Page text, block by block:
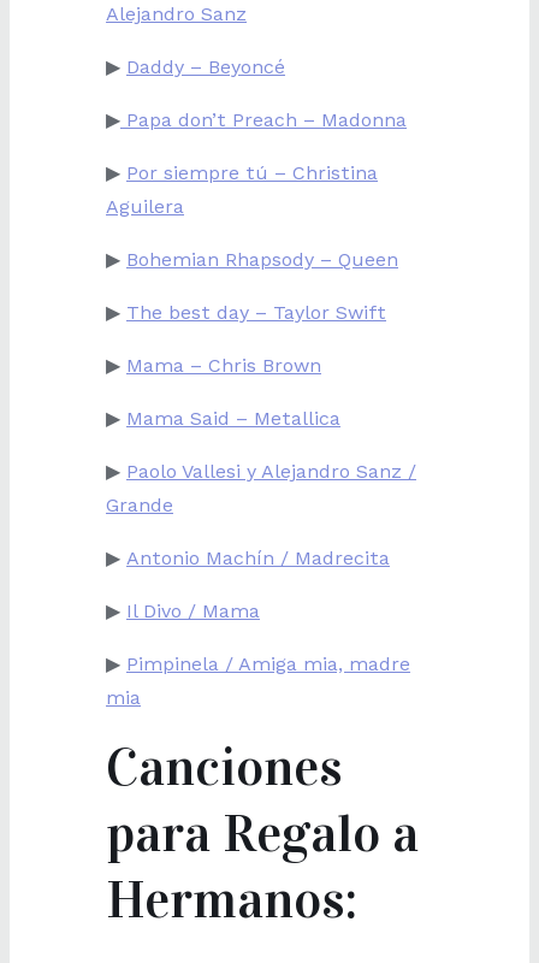
Alejandro Sanz
▶ Daddy – Beyoncé
▶ Papa don’t Preach – Madonna
▶ Por siempre tú – Christina
Aguilera
▶ Bohemian Rhapsody – Queen
▶ The best day – Taylor Swift
▶ Mama – Chris Brown
▶ Mama Said – Metallica
▶ Paolo Vallesi y Alejandro Sanz /
Grande
▶ Antonio Machín / Madrecita
▶ Il Divo / Mama
▶ Pimpinela / Amiga mia, madre
mia
Canciones
para Regalo a
Hermanos: